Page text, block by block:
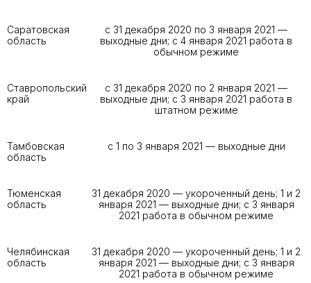
Саратовская
область
с 31 декабря 2020 по 3 января 2021 —
выходные дни; с 4 января 2021 работа в
обычном режиме
Ставропольский
край
с 31 декабря 2020 по 2 января 2021 —
выходные дни; с 3 января 2021 работа в
штатном режиме
Тамбовская
область
с 1 по 3 января 2021 — выходные дни
Тюменская
область
31 декабря 2020 — укороченный день; 1 и 2
января 2021 — выходные дни; с 3 января
2021 работа в обычном режиме
Челябинская
область
31 декабря 2020 — укороченный день; 1 и 2
января 2021 — выходные дни; с 3 января
2021 работа в обычном режиме